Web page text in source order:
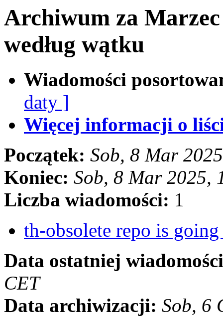
Archiwum za
według wątku
Wiadomości
daty ]
Więcej informacji o
Początek: Sob, 8 Mar
Koniec: Sob, 8 Mar 2025,
Liczba wiadomości: 1
th-obsolete repo is
Data ostatniej
CET
Data archiwizacji: Sob, 6